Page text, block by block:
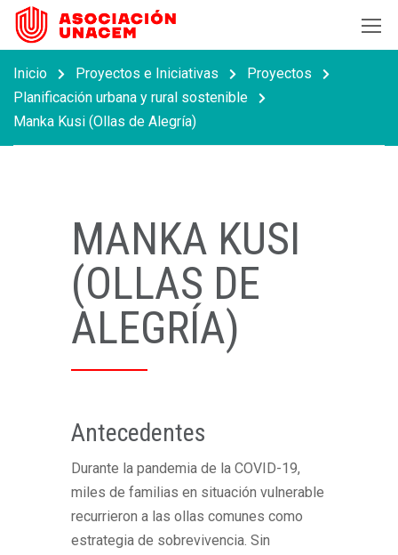
Inicio Proyectos e Iniciativas
Proyectos
Planificación urbana y rural sostenible
Manka Kusi (Ollas de Alegría)
MANKA KUSI
(OLLAS DE
ALEGRÍA)
Antecedentes
Durante la pandemia de la COVID-19,
miles de familias en situación vulnerable
recurrieron a las ollas comunes como
estrategia de sobrevivencia. Sin